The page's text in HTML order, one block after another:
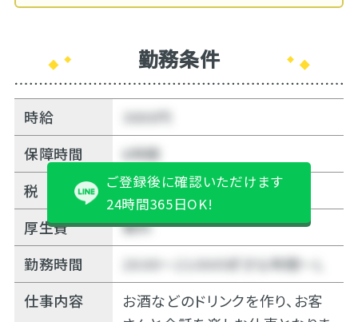
勤務条件
時給
3000円
保障時間
6時間
税
10%
厚生費
無料
勤務時間
20:00～21:00の好きな時間～Ｌ
仕事内容
お酒などのドリンクを作り、お客
ご登録後に確認いただけます
24時間365日OK!